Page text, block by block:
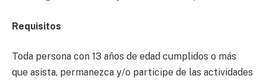
Requisitos
Toda persona con 13 años de edad cumplidos o más
que asista, permanezca y/o participe de las actividades